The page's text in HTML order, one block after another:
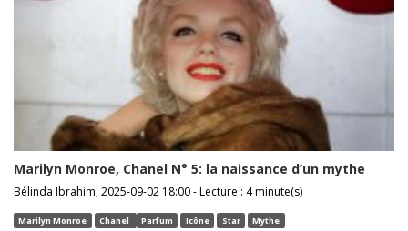
Marilyn Monroe, Chanel N° 5: la naissance d’un mythe
Bélinda Ibrahim, 2025-09-02 18:00 - Lecture : 4 minute(s)
Marilyn Monroe Chanel Parfum Icône Star Mythe